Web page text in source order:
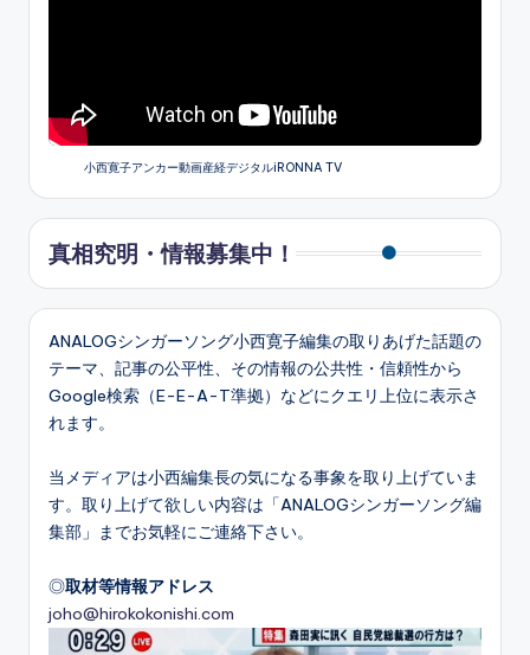
小西寛子アンカー動画産経デジタルiRONNA TV
真相究明・情報募集中！
ANALOGシンガーソング小西寛子編集の取りあげた話題の
テーマ、記事の公平性、その情報の公共性・信頼性から
Google検索（E-E-A-T準拠）などにクエリ上位に表示さ
れます。
当メディアは小西編集長の気になる事象を取り上げていま
す。取り上げて欲しい内容は「ANALOGシンガーソング編
集部」までお気軽にご連絡下さい。
◎取材等情報アドレス
joho@hirokokonishi.com